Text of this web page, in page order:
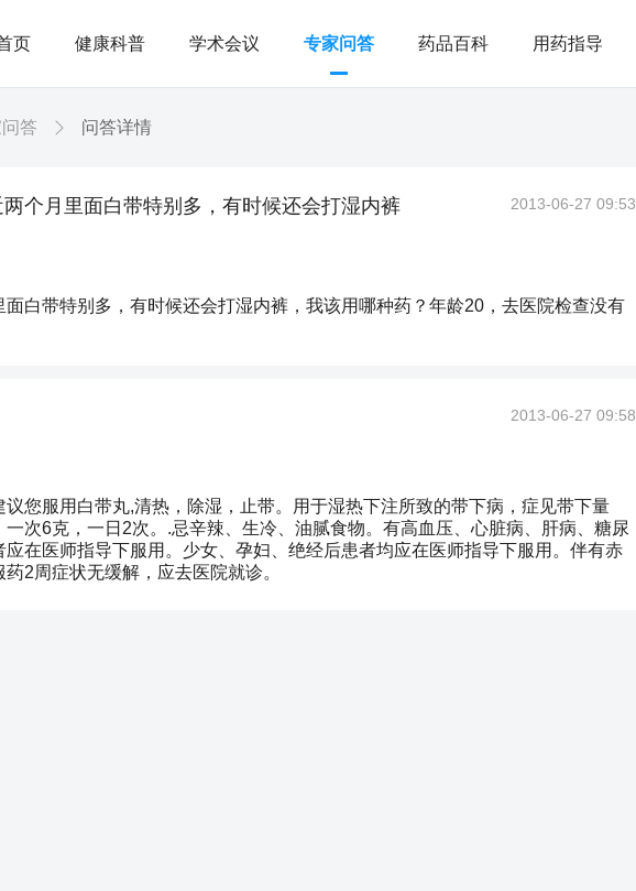
页 健康科普 学术会议 专家问答 药品百科 用药指导
答 问答详情
个月里面白带特别多，有时候还会打湿内裤 2013-06-27 09:53
白带特别多，有时候还会打湿内裤，我该用哪种药？年龄20，去医院检查没有
2013-06-27 09:58
您服用白带丸,清热，除湿，止带。用于湿热下注所致的带下病，症见带下量
次6克，一日2次。.忌辛辣、生冷、油腻食物。有高血压、心脏病、肝病、糖尿
在医师指导下服用。少女、孕妇、绝经后患者均应在医师指导下服用。伴有赤
2周症状无缓解，应去医院就诊。